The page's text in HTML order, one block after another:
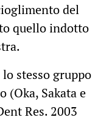
del
quello indotto
lo stesso gruppo
(Oka, Sakata e
Res. 2003